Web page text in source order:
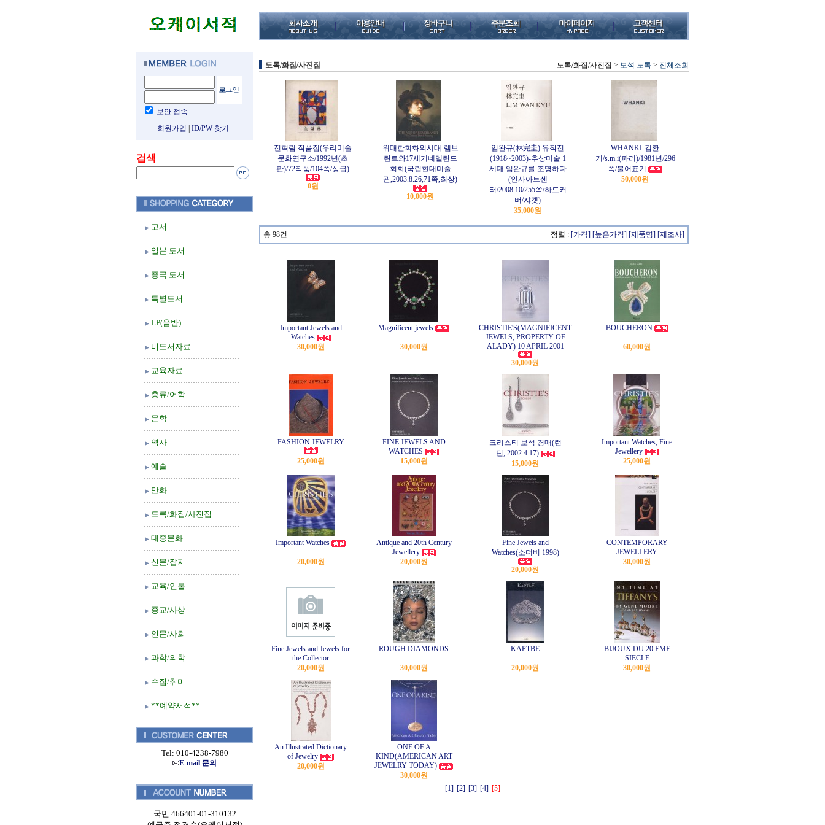
보안 접속
회원가입
ID/PW 찾기
검색
고서
일본 도서
중국 도서
특별도서
LP(음반)
비도서자료
교육자료
총류/어학
문학
역사
예술
만화
도록/화집/사진집
대중문화
신문/잡지
교육/인물
종교/사상
인문/사회
과학/의학
수집/취미
**예약서적**
Tel: 010-4238-7980
E-mail 문의
국민 466401-01-310132
도록/화집/사진집 도록/화집/사진집 > 보석 도록 > 전체조회
전혁림 작품집(우리미술
문화연구소/1992년(초
판)/72작품/104쪽/상급)
0원
위대한회화의시대-렘브
란트와17세기네델란드
회화(국립현대미술
관,2003.8.26,71쪽,최상)
10,000원
임완규(林完圭) 유작전
(1918~2003)-추상미술 1
세대 임완규를 조명하다
(인사아트센
터/2008.10/255쪽/하드커
버/쟈켓)
35,000원
WHANKI-김환
기/s.m.i(파리)/1981년/296
쪽/불어표기
50,000원
총 98건 정렬 : [가격] [높은가격] [제품명] [제조사]
Important Jewels and
Watches
30,000원
Magnificent jewels
30,000원
CHRISTIE'S(MAGNIFICENT
JEWELS, PROPERTY OF
ALADY) 10 APRIL 2001
30,000원
BOUCHERON
60,000원
FASHION JEWELRY
25,000원
FINE JEWELS AND
WATCHES
15,000원
크리스티 보석 경매(런
던, 2002.4.17)
15,000원
Important Watches, Fine
Jewellery
25,000원
Important Watches
20,000원
Antique and 20th Century
Jewellery
20,000원
Fine Jewels and
Watches(소더비 1998)
20,000원
CONTEMPORARY
JEWELLERY
30,000원
Fine Jewels and Jewels for
the Collector
20,000원
ROUGH DIAMONDS
30,000원
KAPTBE
20,000원
BIJOUX DU 20 EME
SIECLE
30,000원
An Illustrated Dictionary
of Jewelry
20,000원
ONE OF A
KIND(AMERICAN ART
JEWELRY TODAY)
30,000원
[1] [2] [3] [4] [5]